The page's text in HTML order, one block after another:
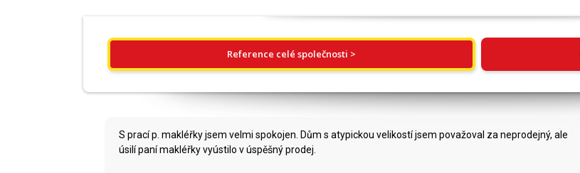
Reference celé společnosti >
S prací p. makléřky jsem velmi spokojen. Dům s atypickou velikostí jsem považoval za neprodejný, ale
úsilí paní makléřky vyústilo v úspěšný prodej.